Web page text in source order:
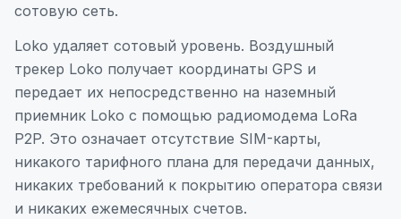
сотовую сеть.
Loko удаляет сотовый уровень. Воздушный
трекер Loko получает координаты GPS и
передает их непосредственно на наземный
приемник Loko с помощью радиомодема LoRa
P2P. Это означает отсутствие SIM-карты,
никакого тарифного плана для передачи данных,
никаких требований к покрытию оператора связи
и никаких ежемесячных счетов.